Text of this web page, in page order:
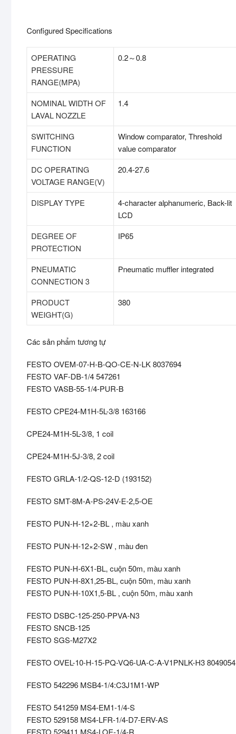
Configured Specifications
OPERATING
PRESSURE
RANGE(MPA)
0.2～0.8
NOMINAL WIDTH OF
LAVAL NOZZLE
1.4
SWITCHING
FUNCTION
Window comparator, Threshold
value comparator
DC OPERATING
VOLTAGE RANGE(V)
20.4-27.6
DISPLAY TYPE
4-character alphanumeric, Back-lit
LCD
DEGREE OF
PROTECTION
IP65
PNEUMATIC
CONNECTION 3
Pneumatic muffler integrated
PRODUCT
WEIGHT(G)
380
Các sản phẩm tương tự
FESTO OVEM-07-H-B-QO-CE-N-LK 8037694
FESTO VAF-DB-1/4 547261
FESTO VASB-55-1/4-PUR-B
FESTO CPE24-M1H-5L-3/8 163166
CPE24-M1H-5L-3/8, 1 coil
CPE24-M1H-5J-3/8, 2 coil
FESTO GRLA-1/2-QS-12-D (193152)
FESTO SMT-8M-A-PS-24V-E-2,5-OE
FESTO PUN-H-12×2-BL , màu xanh
FESTO PUN-H-12×2-SW , màu đen
FESTO PUN-H-6X1-BL, cuộn 50m, màu xanh
FESTO PUN-H-8X1,25-BL, cuộn 50m, màu xanh
FESTO PUN-H-10X1,5-BL , cuộn 50m, màu xanh
FESTO DSBC-125-250-PPVA-N3
FESTO SNCB-125
FESTO SGS-M27X2
FESTO OVEL-10-H-15-PQ-VQ6-UA-C-A-V1PNLK-H3 8049054
FESTO 542296 MSB4-1/4:C3J1M1-WP
FESTO 541259 MS4-EM1-1/4-S
FESTO 529158 MS4-LFR-1/4-D7-ERV-AS
FESTO 529411 MS4-LOE-1/4-R